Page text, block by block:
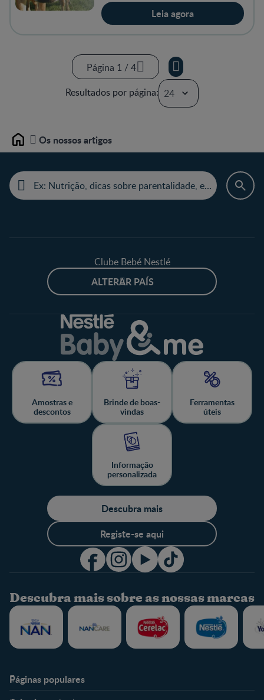
Leia agora
Página 1 / 4
Página 1 / 4
Página 4 / 4
Resultados por página:
Home Os nossos artigos
Clube Bebé Nestlé
ALTERAR PAÍS
Amostras e
descontos
Brinde de boas-
vindas
Ferramentas
úteis
Informação
personalizada
Descubra mais
Registe-se aqui
Descubra mais sobre as nossas marcas
Páginas populares